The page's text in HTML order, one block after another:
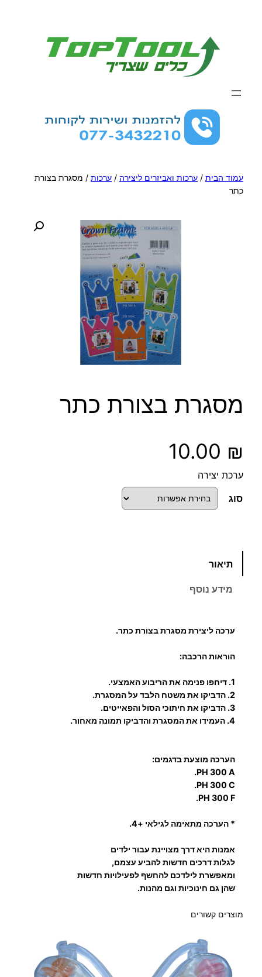
עמוד הבית / ערכות ואביזרים ליצירה / ערכות / מסגרת בצורת
כתר
מסגרת בצורת כתר
10.00 ₪
ערכת יצירה
סוג
כ
ו
תיאור
מידע נוסף
ערכה ליצירת מסגרת בצורת כתר.
הוראות הרכבה:
1. דיחפו פנימה את הריבוע האמצעי.
2. הדביקו את משטח הלבד על המסגרת.
3. הדביקו את חיתוכי הסול והפאייטים.
4. העמידו את המסגרת והדביקו תמונה מאחור.
הערכה מוצעת בדגמים:
PH 300 A.
PH 300 C.
PH 300 F.
* הערכה מתאימה לגילאי +4.
אמנות היא דרך מצויינת עבור ילדים
לגלות דרכים חדשות להביע עצמם,
ומאפשרת לילדכם להחשף לפעילויות חדשות
שהן גם חינוכיות וגם מהנות.
מוצרים קשורים